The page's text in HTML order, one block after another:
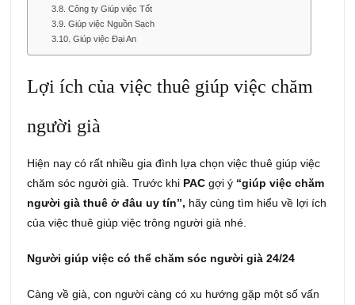
Công ty Giúp việc Tốt
Giúp việc Nguồn Sạch
Giúp việc Đại An
Lợi ích của việc thuê giúp việc chăm
người già
Hiện nay có rất nhiều gia đình lựa chọn việc thuê giúp việc
chăm sóc người già. Trước khi PAC gợi ý “giúp việc chăm
người già thuê ở đâu uy tín”, hãy cùng tìm hiểu về lợi ích
của việc thuê giúp việc trông người già nhé.
Người giúp việc có thể chăm sóc người già 24/24
Càng về già, con người càng có xu hướng gặp một số vấn